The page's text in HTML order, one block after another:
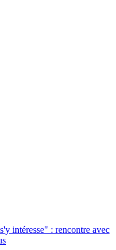
intéresse" : rencontre avec